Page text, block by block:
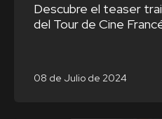
Descubre el teaser
del Tour de Cine
08 de Julio de 2024